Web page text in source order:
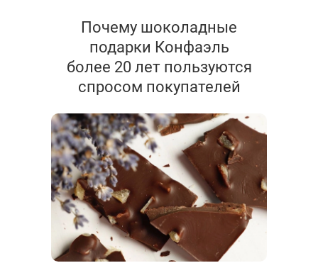
Почему шоколадные
подарки Конфаэль
более 20 лет пользуются
спросом покупателей